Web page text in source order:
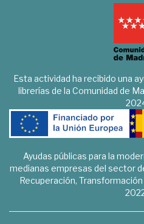
Esta actividad ha recibido una
librerías de la Comunidad de
Ayudas públicas para la
medianas empresas del sector
Recuperación,